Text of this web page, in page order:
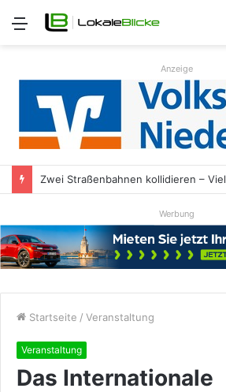
Menü
Anzeige
Werbung
Startseite / Veranstaltung
Veranstaltung
Das Internationale